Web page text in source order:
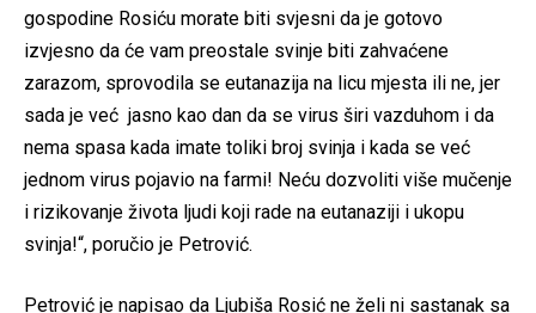
gospodine Rosiću morate biti svjesni da je gotovo
izvjesno da će vam preostale svinje biti zahvaćene
zarazom, sprovodila se eutanazija na licu mjesta ili ne, jer
sada je već jasno kao dan da se virus širi vazduhom i da
nema spasa kada imate toliki broj svinja i kada se već
jednom virus pojavio na farmi! Neću dozvoliti više mučenje
i rizikovanje života ljudi koji rade na eutanaziji i ukopu
svinja!“, poručio je Petrović.
Petrović je napisao da Ljubiša Rosić ne želi ni sastanak sa